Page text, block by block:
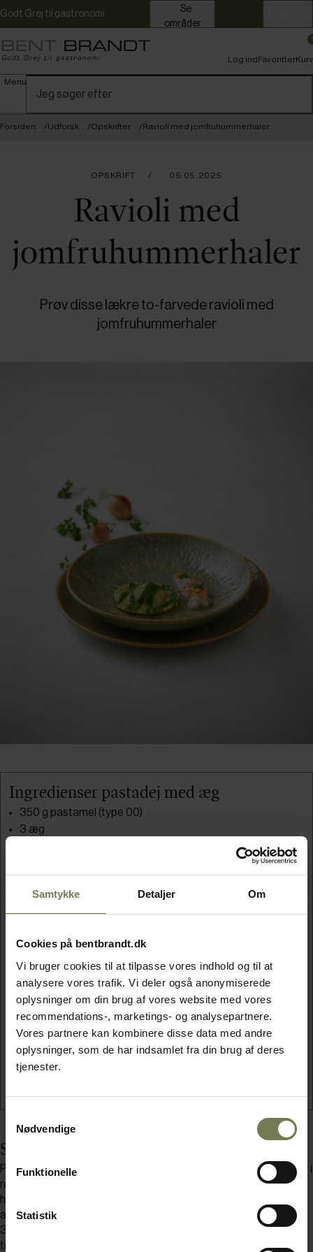
Samtykke Detaljer Om
Cookies på bentbrandt.dk
Vi bruger cookies til at tilpasse vores indhold og til at
analysere vores trafik. Vi deler også anonymiserede
oplysninger om din brug af vores website med vores
recommendations-, marketings- og analysepartnere.
Vores partnere kan kombinere disse data med andre
oplysninger, som de har indsamlet fra din brug af deres
tjenester.
Nødvendige
Funktionelle
Statistik
Godt Grej til gastronomi
områder
Menu
Log indFavoritterKurv
Forsiden Udforsk Opskrifter Ravioli med jomfruhummerhaler
OPSKRIFT 05.05.2025
Ravioli med
jomfruhummerhaler
Prøv disse lækre to-farvede ravioli med
jomfruhummerhaler
Ingredienser pastadej med æg
350 g pastamel (type 00)
3 æg
Grøn pasta: spinat og vand blendet og sigtet
Øvrige ingredienser
4 jomfruhummerhaler
1 dl creme fraiche 38%
1 skalotteløg
½ bdt. persille
5 æggeblommer
1 citron
Salt og sort, friskkværnet peber
Sådan gør du
Pastadej: Det hele røres sammen på Robot, med hænderne eller i
røremaskine. Fugten på dejen kan reguleres med lidt vand på
hænderne, den skal være fugtig uden at være klistret. Ca. 200 g
af dejen farves grøn (spinat og vand blendes og sigtes) og ca.
300 g skal være neutral. Dejen filmes og kommes på køl i ca. 1
time.